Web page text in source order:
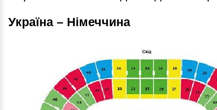
Україна – Німеччина